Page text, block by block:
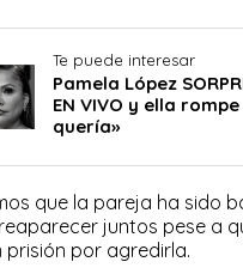
Te puede interesar
Pamela López
EN VIVO y ella
quería»
que la pareja ha sido
juntos pese a
prisión por agredirla.